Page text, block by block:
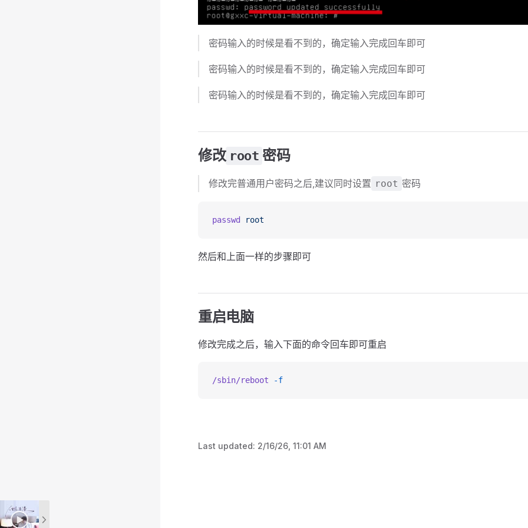
密码输入的时候是看不到的，确定输入完成回车即可
密码输入的时候是看不到的，确定输入完成回车即可
密码输入的时候是看不到的，确定输入完成回车即可
修改 root 密码
修改完普通用户密码之后,建议同时设置 root 密码
passwd root
然后和上面一样的步骤即可
重启电脑
修改完成之后，输入下面的命令回车即可重启
/sbin/reboot -f
Last updated: 2/16/26, 11:01 AM